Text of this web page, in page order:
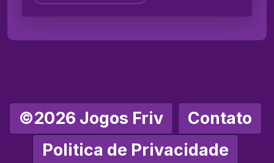
©2026 Jogos Friv
Contato
Politica de Privacidade